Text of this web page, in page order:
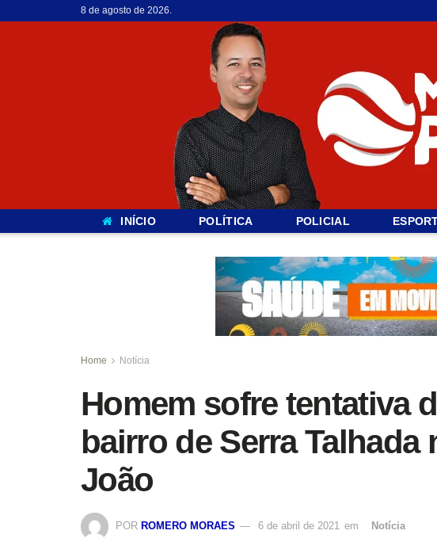
8 de agosto de 2026.
INÍCIO POLÍTICA POLICIAL
Home Notícia
Homem sofre tentativa
bairro de Serra Talhada
João
POR ROMERO MORAES 6 de abril de 2021 emﾠ Notícia